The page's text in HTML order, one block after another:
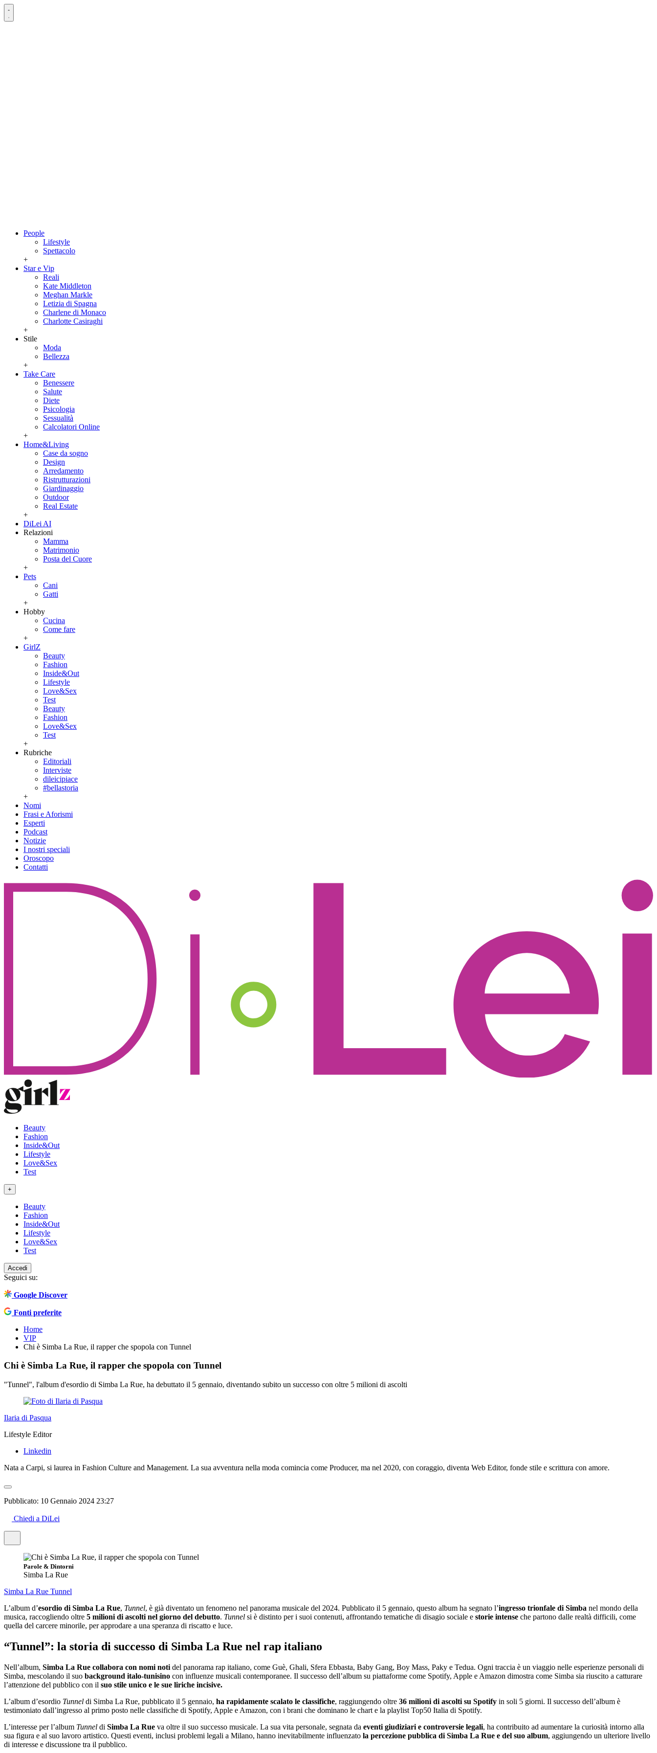
People
Lifestyle
Spettacolo
+
Star e Vip
Reali
Kate Middleton
Meghan Markle
Letizia di Spagna
Charlene di Monaco
Charlotte Casiraghi
+
Stile
Moda
Bellezza
+
Take Care
Benessere
Salute
Diete
Psicologia
Sessualità
Calcolatori Online
+
Home&Living
Case da sogno
Design
Arredamento
Ristrutturazioni
Giardinaggio
Outdoor
Real Estate
+
DiLei AI
Relazioni
Mamma
Matrimonio
Posta del Cuore
+
Pets
Cani
Gatti
+
Hobby
Cucina
Come fare
+
GirlZ
Beauty
Fashion
Inside&Out
Lifestyle
Love&Sex
Test
Beauty
Fashion
Love&Sex
Test
+
Rubriche
Editoriali
Interviste
dileicipiace
#bellastoria
+
Nomi
Frasi e Aforismi
Esperti
Podcast
Notizie
I nostri speciali
Oroscopo
Contatti
Beauty
Fashion
Inside&Out
Lifestyle
Love&Sex
Test
+
Beauty
Fashion
Inside&Out
Lifestyle
Love&Sex
Test
Accedi
Seguici su:
Google Discover
Fonti preferite
Home
VIP
Chi è Simba La Rue, il rapper che spopola con Tunnel
Chi è Simba La Rue, il rapper che spopola con Tunnel
"Tunnel", l'album d'esordio di Simba La Rue, ha debuttato il 5 gennaio, diventando subito un successo con oltre 5 milioni di ascolti
Ilaria di Pasqua
Lifestyle Editor
Linkedin
Nata a Carpi, si laurea in Fashion Culture and Management. La sua avventura nella moda comincia come Producer, ma nel 2020, con coraggio, diventa Web Editor, fonde stile e scrittura con amore.
Pubblicato: 10 Gennaio 2024 23:27
Chiedi a DiLei
Parole & Dintorni
Simba La Rue
Simba La Rue Tunnel
L’album d’esordio di Simba La Rue, Tunnel, è già diventato un fenomeno nel panorama musicale del 2024. Pubblicato il 5 gennaio, questo album ha segnato l’ingresso trionfale di Simba nel mondo della
musica, raccogliendo oltre 5 milioni di ascolti nel giorno del debutto. Tunnel si è distinto per i suoi contenuti, affrontando tematiche di disagio sociale e storie intense che partono dalle realtà difficili, come
quella del carcere minorile, per approdare a una speranza di riscatto e luce.
“Tunnel”: la storia di successo di Simba La Rue nel rap italiano
Nell’album, Simba La Rue collabora con nomi noti del panorama rap italiano, come Guè, Ghali, Sfera Ebbasta, Baby Gang, Boy Mass, Paky e Tedua. Ogni traccia è un viaggio nelle esperienze personali di
Simba, mescolando il suo background italo-tunisino con influenze musicali contemporanee. Il successo dell’album su piattaforme come Spotify, Apple e Amazon dimostra come Simba sia riuscito a catturare
l’attenzione del pubblico con il suo stile unico e le sue liriche incisive.
L’album d’esordio Tunnel di Simba La Rue, pubblicato il 5 gennaio, ha rapidamente scalato le classifiche, raggiungendo oltre 36 milioni di ascolti su Spotify in soli 5 giorni. Il successo dell’album è
testimoniato dall’ingresso al primo posto nelle classifiche di Spotify, Apple e Amazon, con i brani che dominano le chart e la playlist Top50 Italia di Spotify.
L’interesse per l’album Tunnel di Simba La Rue va oltre il suo successo musicale. La sua vita personale, segnata da eventi giudiziari e controversie legali, ha contribuito ad aumentare la curiosità intorno alla
sua figura e al suo lavoro artistico. Questi eventi, inclusi problemi legali a Milano, hanno inevitabilmente influenzato la percezione pubblica di Simba La Rue e del suo album, aggiungendo un ulteriore livello
di interesse e discussione tra il pubblico.